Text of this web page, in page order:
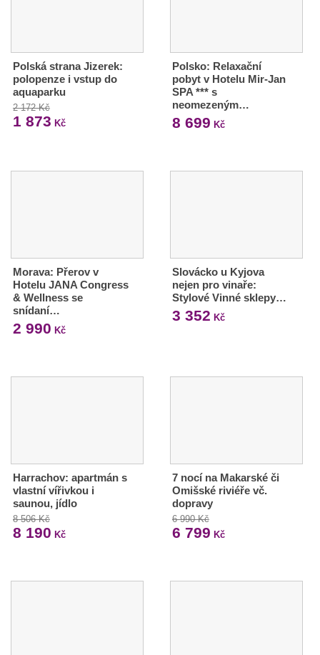
Polská strana Jizerek:
polopenze i vstup do
aquaparku
2 172 Kč
1 873 Kč
Polsko: Relaxační
pobyt v Hotelu Mir-Jan
SPA *** s
neomezeným…
8 699 Kč
Morava: Přerov v
Hotelu JANA Congress
& Wellness se
snídaní…
2 990 Kč
Slovácko u Kyjova
nejen pro vinaře:
Stylové Vinné sklepy…
3 352 Kč
Harrachov: apartmán s
vlastní vířivkou i
saunou, jídlo
8 506 Kč
8 190 Kč
7 nocí na Makarské či
Omišské riviéře vč.
dopravy
6 990 Kč
6 799 Kč